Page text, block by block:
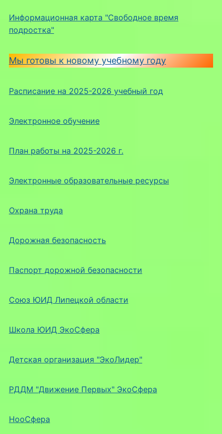
Информационная карта "Свободное время
подростка"
Мы готовы к новому учебному году
Расписание на 2025-2026 учебный год
Электронное обучение
План работы на 2025-2026 г.
Электронные образовательные ресурсы
Охрана труда
Дорожная безопасность
Паспорт дорожной безопасности
Союз ЮИД Липецкой области
Школа ЮИД ЭкоСфера
Детская организация "ЭкоЛидер"
РДДМ "Движение Первых" ЭкоСфера
НооСфера